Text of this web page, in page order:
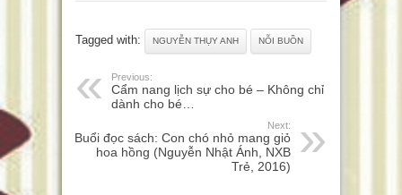
Tagged with: NGUYỄN THỤY ANH NỖI BUỒN
Previous:
Cẩm nang lịch sự cho bé – Không chỉ
dành cho bé…
Next:
Buổi đọc sách: Con chó nhỏ mang giỏ
hoa hồng (Nguyễn Nhật Ánh, NXB
Trẻ, 2016)